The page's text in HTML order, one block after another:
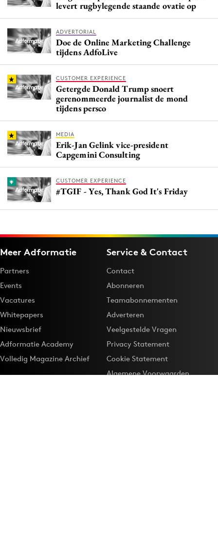
levert rugbylegende staande ovatie op
ADVERTORIAL
Doe de Online Marketing Challenge
tijdens AdfoLive
CUSTOMER EXPERIENCE
Getergde Donald Trump snoert
gerenommeerde journalist de mond
tijdens persco
MEDIA
Erik-Jan Gelink vice-president
Capgemini Consulting
CUSTOMER EXPERIENCE
#TGIF - Yes, Thank God It's Friday
Meer Adformatie
Partners
Events
Vacatures
Whitepapers
Nieuwsbrief
Adformatie Academy
Volledig Magazine Archief
Service & Contact
Contact
Abonneren
Teamabonnementen
Adverteren
Veelgestelde Vragen
Privacy Statement
Cookie Statement
Algemene Voorwaarden